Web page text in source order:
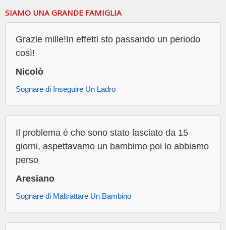
SIAMO UNA GRANDE FAMIGLIA
Grazie mille!In effetti sto passando un periodo
così!
Nicolò
Sognare di Inseguire Un Ladro
Il problema é che sono stato lasciato da 15
giorni, aspettavamo un bambimo poi lo abbiamo
perso
Aresiano
Sognare di Maltrattare Un Bambino